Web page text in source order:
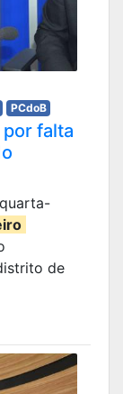
PCdoB
falta
de